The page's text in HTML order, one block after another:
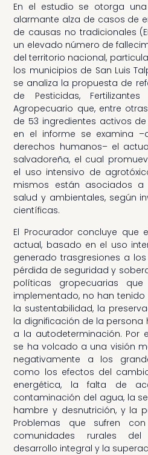
En el estudio se otorga
alarmante alza de casos de
de causas no tradicionales
un elevado número de
del territorio nacional,
los municipios de San Luis
se analiza la propuesta de
de Pesticidas,
Agropecuario que, entre
de 53 ingredientes activos
en el informe se examina
derechos humanos– el
salvadoreña, el cual
el uso intensivo de
mismos están asociados a
salud y ambientales, según
científicas.
El Procurador concluye que
actual, basado en el uso
generado trasgresiones a
pérdida de seguridad y
políticas gropecuarias
implementado, no han
la sustentabilidad, la
la dignificación de la persona
a la autodeterminación. Por
se ha volcado a una visión
negativamente a los
como los efectos del
energética, la falta de
contaminación del agua, la
hambre y desnutrición, y la
Problemas que sufren
comunidades rurales
desarrollo integral y la